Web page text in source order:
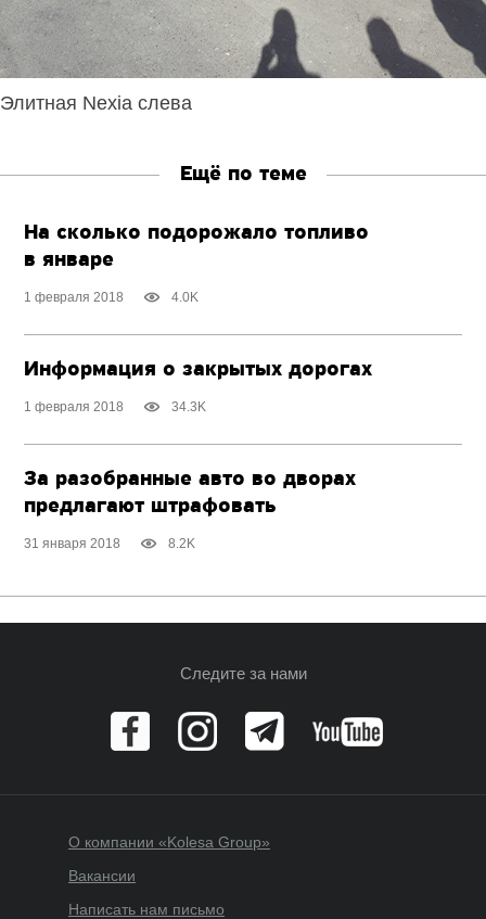
Элитная Nexia слева
Ещё по теме
На сколько подорожало топливо
в январе
1 февраля 2018 4.0K
Информация о закрытых дорогах
1 февраля 2018 34.3K
За разобранные авто во дворах
предлагают штрафовать
31 января 2018 8.2K
Следите за нами
О компании «Kolesa Group»
Вакансии
Написать нам письмо